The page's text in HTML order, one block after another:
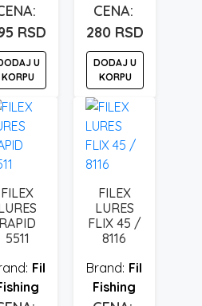
RSD
U
KORPU
280 RSD
DODAJ U
KORPU
FILEX
RAPID
5511
Fil
FILEX
LURES
FLIX 45 /
8116
Fil
Fishing